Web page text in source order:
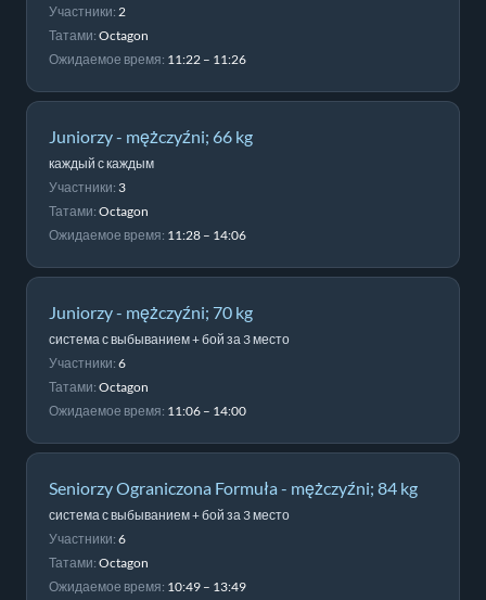
Участники: 2
Татами: Octagon
Ожидаемое время: 11:22 – 11:26
Juniorzy - mężczyźni; 66 kg
каждый с каждым
Участники: 3
Татами: Octagon
Ожидаемое время: 11:28 – 14:06
Juniorzy - mężczyźni; 70 kg
система с выбыванием + бой за 3 место
Участники: 6
Татами: Octagon
Ожидаемое время: 11:06 – 14:00
Seniorzy Ograniczona Formuła - mężczyźni; 84 kg
система с выбыванием + бой за 3 место
Участники: 6
Татами: Octagon
Ожидаемое время: 10:49 – 13:49